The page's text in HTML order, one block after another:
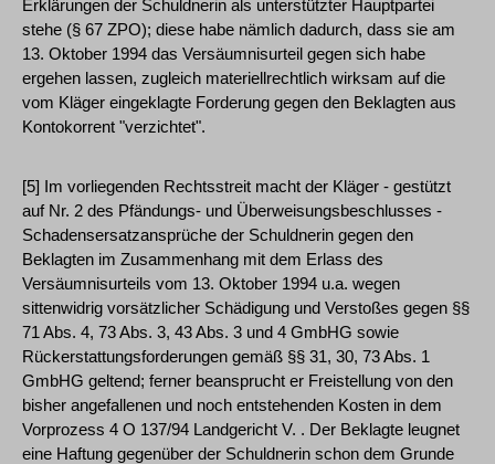
Erklärungen der Schuldnerin als unterstützter Hauptpartei
stehe (§ 67 ZPO); diese habe nämlich dadurch, dass sie am
13. Oktober 1994 das Versäumnisurteil gegen sich habe
ergehen lassen, zugleich materiellrechtlich wirksam auf die
vom Kläger eingeklagte Forderung gegen den Beklagten aus
Kontokorrent "verzichtet".
[5] Im vorliegenden Rechtsstreit macht der Kläger - gestützt
auf Nr. 2 des Pfändungs- und Überweisungsbeschlusses -
Schadensersatzansprüche der Schuldnerin gegen den
Beklagten im Zusammenhang mit dem Erlass des
Versäumnisurteils vom 13. Oktober 1994 u.a. wegen
sittenwidrig vorsätzlicher Schädigung und Verstoßes gegen §§
71 Abs. 4, 73 Abs. 3, 43 Abs. 3 und 4 GmbHG sowie
Rückerstattungsforderungen gemäß §§ 31, 30, 73 Abs. 1
GmbHG geltend; ferner beansprucht er Freistellung von den
bisher angefallenen und noch entstehenden Kosten in dem
Vorprozess 4 O 137/94 Landgericht V. . Der Beklagte leugnet
eine Haftung gegenüber der Schuldnerin schon dem Grunde